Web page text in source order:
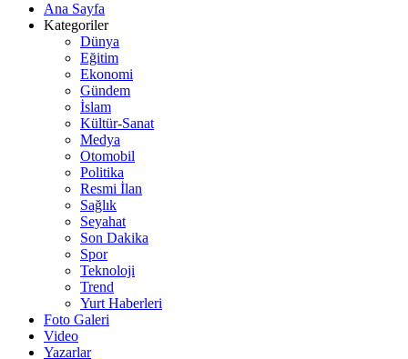
Ana Sayfa
Kategoriler
Dünya
Eğitim
Ekonomi
Gündem
İslam
Kültür-Sanat
Medya
Otomobil
Politika
Resmi İlan
Sağlık
Seyahat
Son Dakika
Spor
Teknoloji
Trend
Yurt Haberleri
Foto Galeri
Video
Yazarlar